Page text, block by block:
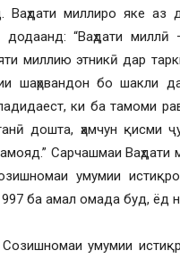
Ваҳдати миллиро яке аз
“Ваҳдати миллӣ
миллию этникӣ дар
шаҳрвандон бо шакли
ки ба тамоми
дошта, ҳамчун қисми
Сарчашмаи Ваҳдати
умумии
ба амал омада буд, ёд
умумии